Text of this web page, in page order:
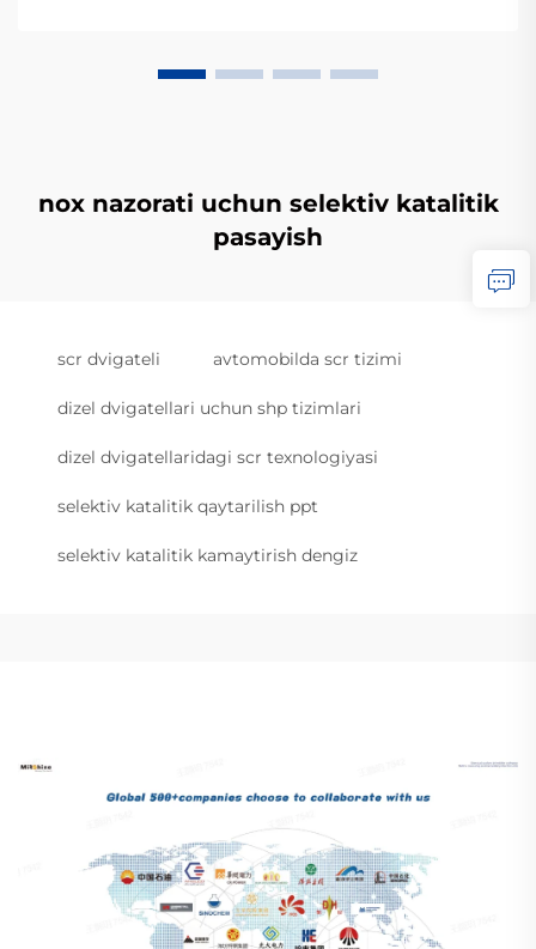
nox nazorati uchun selektiv katalitik
pasayish
scr dvigateli avtomobilda scr tizimi
dizel dvigatellari uchun shp tizimlari
dizel dvigatellaridagi scr texnologiyasi
selektiv katalitik qaytarilish ppt
selektiv katalitik kamaytirish dengiz